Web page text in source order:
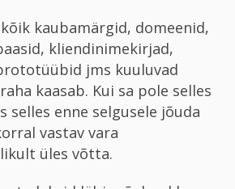
kaubamärgid, domeenid,
kliendinimekirjad,
jms kuuluvad
kaasab. Kui sa pole selles
selles enne selgusele jõuda
vastav vara
üles võtta.